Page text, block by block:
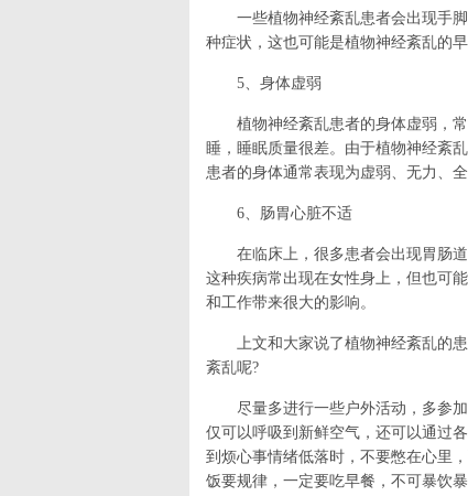
一些植物神经紊乱患者会出现手
种症状，这也可能是植物神经紊乱的早
5、身体虚弱
植物神经紊乱患者的身体虚弱，
睡，睡眠质量很差。由于植物神经紊
患者的身体通常表现为虚弱、无力、全
6、肠胃心脏不适
在临床上，很多患者会出现胃肠
这种疾病常出现在女性身上，但也可
和工作带来很大的影响。
上文和大家说了植物神经紊乱的
紊乱呢?
尽量多进行一些户外活动，多参
仅可以呼吸到新鲜空气，还可以通过
到烦心事情绪低落时，不要憋在心里
饭要规律，一定要吃早餐，不可暴饮